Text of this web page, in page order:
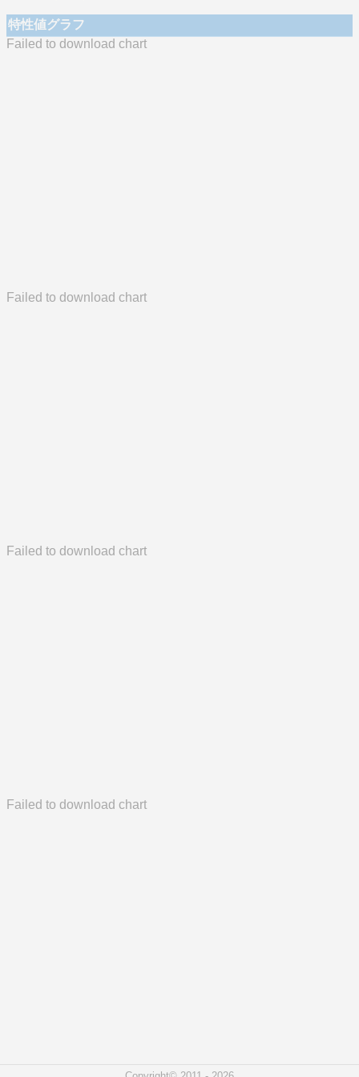
特性値グラフ
Failed to download chart
Failed to download chart
Failed to download chart
Failed to download chart